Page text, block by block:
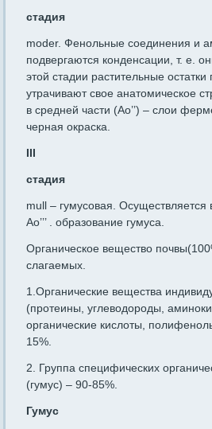
стадия
moder. Фенольные соединения и
подвергаются конденсации, т. е.
этой стадии растительные остатки
утрачивают свое анатомическое
в средней части (Ao’’) – слои
черная окраска.
III
стадия
mull – гумусовая. Осуществляется
Ao’’’ . образование гумуса.
Органическое вещество
слагаемых.
1.Органические вещества
(протеины, углеводороды,
органические кислоты,
15%.
2. Группа специфических
(гумус) – 90-85%.
Гумус